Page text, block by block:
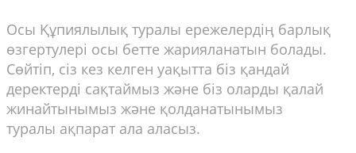
Осы Құпиялылық туралы ережелердің барлық
өзгертулері осы бетте жарияланатын болады.
Сөйтіп, сіз кез келген уақытта біз қандай
деректерді сақтаймыз және біз оларды қалай
жинайтынымыз және қолданатынымыз
туралы ақпарат ала аласыз.